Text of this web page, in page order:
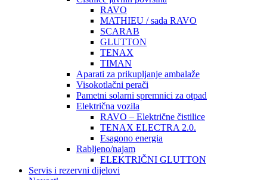
RAVO
MATHIEU / sada RAVO
SCARAB
GLUTTON
TENAX
TIMAN
Aparati za prikupljanje ambalaže
Visokotlačni perači
Pametni solarni spremnici za otpad
Električna vozila
RAVO – Električne čistilice
TENAX ELECTRA 2.0.
Esagono energia
Rabljeno/najam
ELEKTRIČNI GLUTTON
Servis i rezervni dijelovi